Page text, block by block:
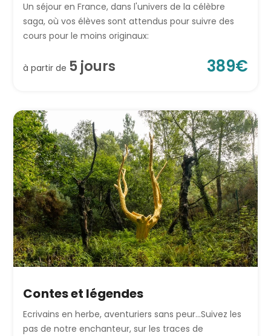
Un séjour en France, dans l'univers de la célèbre
saga, où vos élèves sont attendus pour suivre des
cours pour le moins originaux:
à partir de 5jours 389€
Contes et légendes
Ecrivains en herbe, aventuriers sans peur…Suivez les
pas de notre enchanteur, sur les traces de